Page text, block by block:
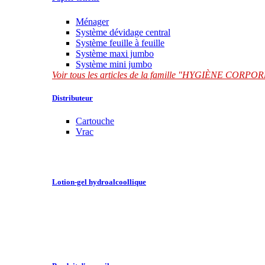
Ménager
Système dévidage central
Système feuille à feuille
Système maxi jumbo
Système mini jumbo
Voir tous les articles de la famille "HYGIÈNE
Distributeur
Cartouche
Vrac
Lotion-gel hydroalcoollique